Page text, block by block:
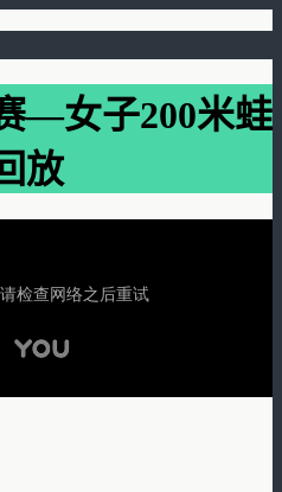
—女子200米蛙
放